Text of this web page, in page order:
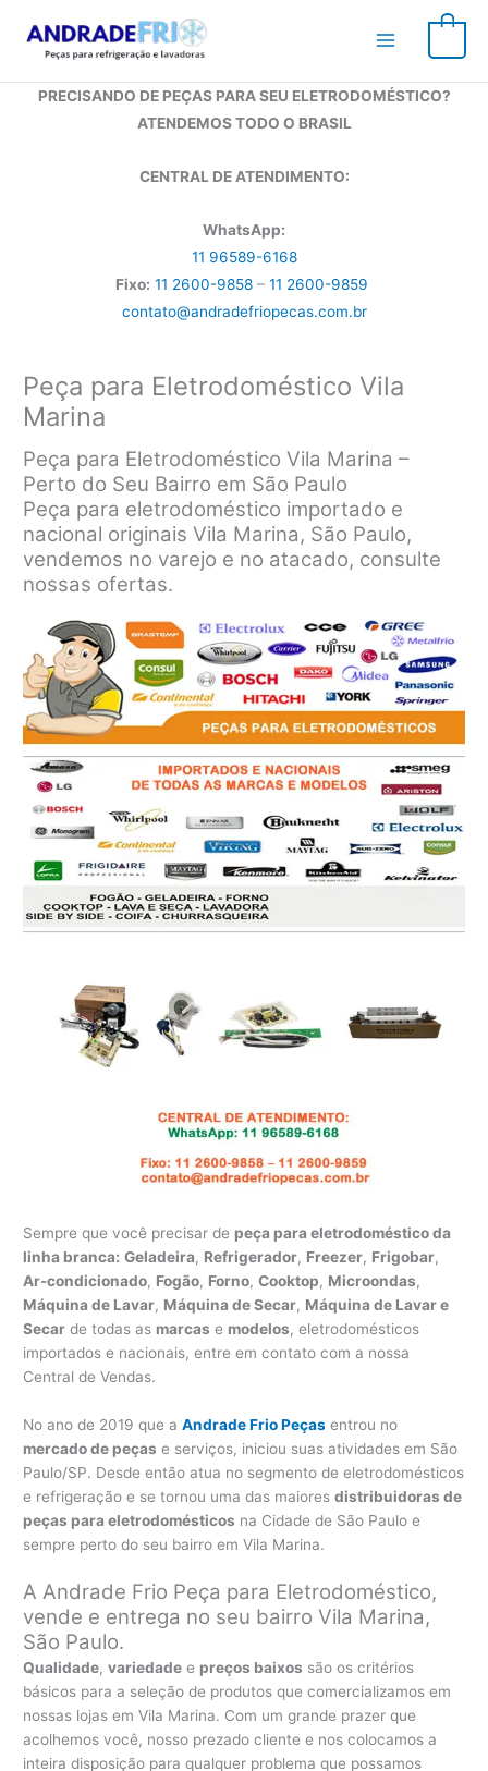
para
conteúdo
PRECISANDO DE PEÇAS PARA SEU ELETRODOMÉSTICO?
ATENDEMOS TODO O BRASIL
CENTRAL DE ATENDIMENTO:
WhatsApp:
11 96589-6168
Fixo: 11 2600-9858 – 11 2600-9859
contato@andradefriopecas.com.br
Peça para Eletrodoméstico Vila
Marina
Peça para Eletrodoméstico Vila Marina –
Perto do Seu Bairro em São Paulo
Peça para eletrodoméstico importado e
nacional originais Vila Marina, São Paulo,
vendemos no varejo e no atacado, consulte
nossas ofertas.
Sempre que você precisar de peça para eletrodoméstico da
linha branca: Geladeira, Refrigerador, Freezer, Frigobar,
Ar-condicionado, Fogão, Forno,Cooktop, Microondas,
Máquina de Lavar, Máquina de Secar, Máquina de Lavar e
Secar de todas as marcas e modelos, eletrodomésticos
importados e nacionais, entre em contato com a nossa
Central de Vendas.
No ano de 2019 que aAndrade Frio Peças entrou no
mercado de peças e serviços, iniciou suas atividades em São
Paulo/SP. Desde então atua no segmento de eletrodomésticos
e refrigeração e se tornou uma das maioresdistribuidoras de
peças para eletrodomésticos na Cidade de São Paulo e
sempre perto do seu bairro em Vila Marina.
A Andrade Frio Peça para Eletrodoméstico,
vende e entrega no seu bairro Vila Marina,
São Paulo.
Qualidade,variedade e preços baixos são os critérios
básicos para a seleção de produtos que comercializamos em
nossas lojas em Vila Marina. Com um grande prazer que
acolhemos você, nosso prezado cliente e nos colocamos a
inteira disposição para qualquer problema que possamos